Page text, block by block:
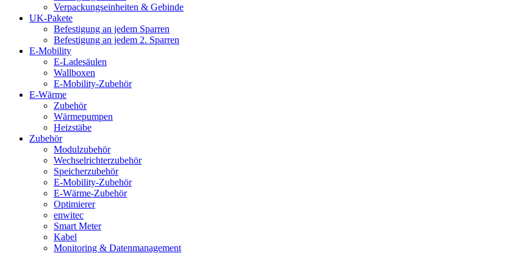
Verpackungseinheiten & Gebinde
UK-Pakete
Befestigung an jedem Sparren
Befestigung an jedem 2. Sparren
E-Mobility
E-Ladesäulen
Wallboxen
E-Mobility-Zubehör
E-Wärme
Zubehör
Wärmepumpen
Heizstäbe
Zubehör
Modulzubehör
Wechselrichterzubehör
Speicherzubehör
E-Mobility-Zubehör
E-Wärme-Zubehör
Optimierer
enwitec
Smart Meter
Kabel
Monitoring & Datenmanagement